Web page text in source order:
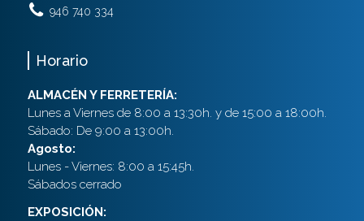
946 740 334
Horario
ALMACÉN Y FERRETERÍA:
Lunes a Viernes de 8:00 a 13:30h. y de 15:00 a 18:00h.
Sábado: De 9:00 a 13:00h.
Agosto:
Lunes - Viernes: 8:00 a 15:45h.
Sábados cerrado
EXPOSICIÓN: